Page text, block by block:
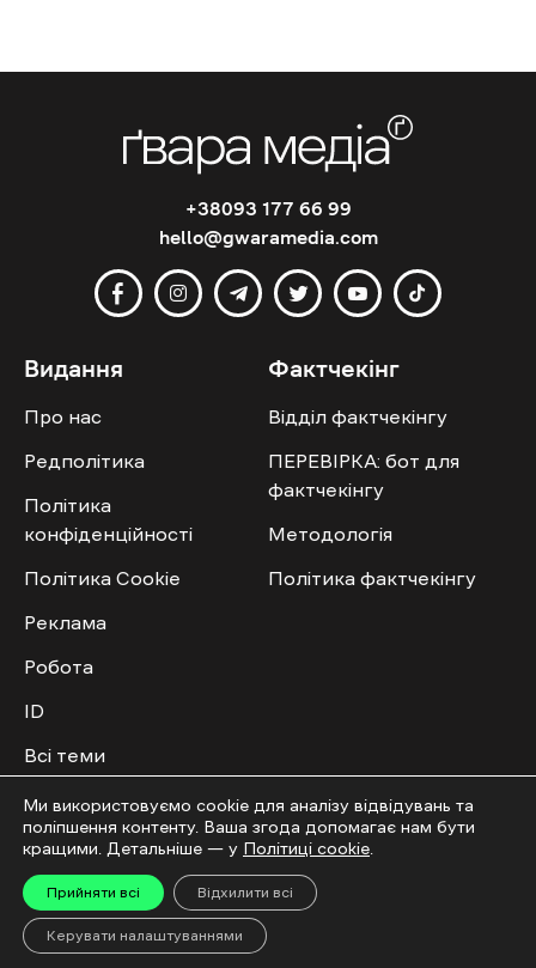
+38093 177 66 99
hello@gwaramedia.com
Видання
Про нас
Редполітика
Політика
конфіденційності
Політика Cookie
Реклама
Робота
ID
Всі теми
Публічний договір
Фактчекінг
Відділ фактчекінгу
ПЕРЕВІРКА: бот для
фактчекінгу
Методологія
Політика фактчекінгу
Мультимедіа
Відео
Фото
Спільнота
Приєднатись
Ми використовуємо cookie для аналізу відвідувань та
поліпшення контенту. Ваша згода допомагає нам бути
кращими. Детальніше — у Політиці cookie
Прийняти всі Відхилити всі
Керувати налаштуваннями